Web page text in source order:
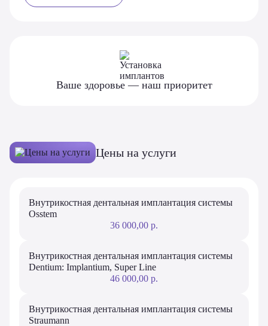
Ваше здоровье — наш приоритет
Цены на услуги
Внутрикостная дентальная имплантация системы
Osstem
36 000,00 р.
Внутрикостная дентальная имплантация системы
Dentium: Implantium, Super Line
46 000,00 р.
Внутрикостная дентальная имплантация системы
Straumann